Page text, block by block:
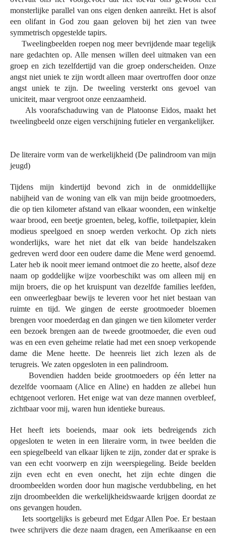
monsterlijke parallel van ons eigen denken aanreikt. Het is alsof
een olifant in God zou gaan geloven bij het zien van twee
symmetrisch opgestelde tapirs.
Tweelingbeelden roepen nog meer bevrijdende maar tegelijk
nare gedachten op. Alle mensen willen deel uitmaken van een
groep en zich tezelfdertijd van die groep onderscheiden. Onze
angst niet uniek te zijn wordt alleen maar overtroffen door onze
angst uniek te zijn. De tweeling versterkt ons gevoel van
uniciteit, maar vergroot onze eenzaamheid.
Als voorafschaduwing van de Platoonse Eidos, maakt het
tweelingbeeld onze eigen verschijning futieler en vergankelijker.
De literaire vorm van de werkelijkheid (De palindroom van mijn
jeugd)
Tijdens mijn kindertijd bevond zich in de onmiddellijke
nabijheid van de woning van elk van mijn beide grootmoeders,
die op tien kilometer afstand van elkaar woonden, een winkeltje
waar brood, een beetje groenten, beleg, koffie, toiletpapier, klein
modieus speelgoed en snoep werden verkocht. Op zich niets
wonderlijks, ware het niet dat elk van beide handelszaken
gedreven werd door een oudere dame die Mene werd genoemd.
Later heb ik nooit meer iemand ontmoet die zo heette, alsof deze
naam op goddelijke wijze voorbeschikt was om alleen mij en
mijn broers, die op het kruispunt van dezelfde families leefden,
een onweerlegbaar bewijs te leveren voor het niet bestaan van
ruimte en tijd. We gingen de eerste grootmoeder bloemen
brengen voor moederdag en dan gingen we tien kilometer verder
een bezoek brengen aan de tweede grootmoeder, die even oud
was en een even geheime relatie had met een snoep verkopende
dame die Mene heette. De heenreis liet zich lezen als de
terugreis. We zaten opgesloten in een palindroom.
Bovendien hadden beide grootmoeders op één letter na
dezelfde voornaam (Alice en Aline) en hadden ze allebei hun
echtgenoot verloren. Het enige wat van deze mannen overbleef,
zichtbaar voor mij, waren hun identieke bureaus.
Het heeft iets boeiends, maar ook iets bedreigends zich
opgesloten te weten in een literaire vorm, in twee beelden die
een spiegelbeeld van elkaar lijken te zijn, zonder dat er sprake is
van een echt voorwerp en zijn weerspiegeling. Beide beelden
zijn even echt en even onecht, het zijn echte dingen die
droombeelden worden door hun magische verdubbeling, en het
zijn droombeelden die werkelijkheidswaarde krijgen doordat ze
ons gevangen houden.
Iets soortgelijks is gebeurd met Edgar Allen Poe. Er bestaan
twee schrijvers die deze naam dragen, een Amerikaanse en een